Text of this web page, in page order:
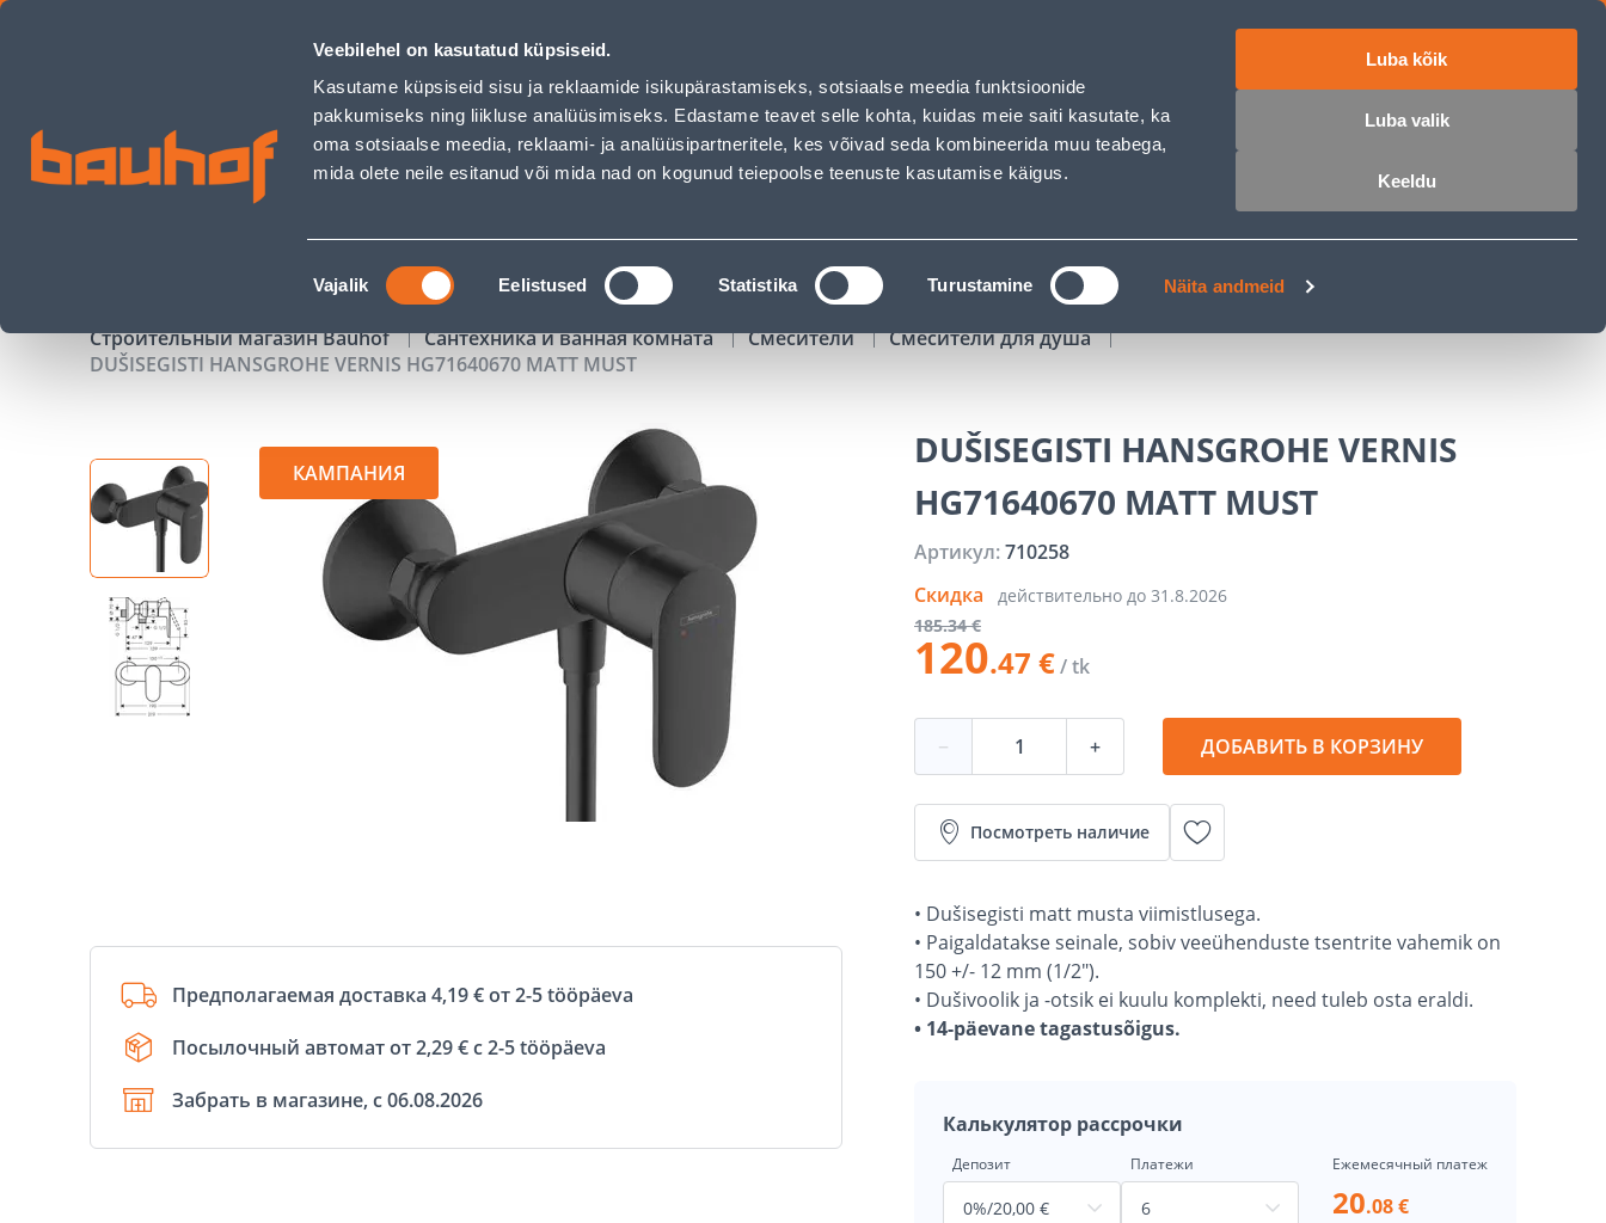
Veebilehel on kasutatud küpsiseid.
Kasutame küpsiseid sisu ja reklaamide isikupärastamiseks, sotsiaalse meedia funktsioonide
pakkumiseks ning liikluse analüüsimiseks. Edastame teavet selle kohta, kuidas meie saiti kasutate, ka
oma sotsiaalse meedia, reklaami- ja analüüsipartneritele, kes võivad seda kombineerida muu teabega,
mida olete neile esitanud või mida nad on kogunud teiepoolse teenuste kasutamise käigus.
Nõusoleku
valik
Vajalik Eelistused Statistika Turustamine Näita andmeid
Luba kõik
Luba valik
Keeldu
DUŠISEGISTI HANSGROHE VERNIS HG71640670 MATT MUST - Bauhof has loaded
Обслуживание бизнес-клиентов Обслуживание частных клиентов Услуги Предложения о работе
ПОИСК
АКЦИИ КАТАЛОГИ АРЕНДА ИНСТРУМЕНТОВ РАССРОЧКА
Строительный магазин Bauhof Сантехника и ванная комната Cмесители
Смесители для душа
DUŠISEGISTI HANSGROHE VERNIS HG71640670 MATT MUST
КАМПАНИЯ
Предполагаемая доставка 4,19 € от 2-5 tööpäeva
Посылочный автомат от 2,29 € с 2-5 tööpäeva
Забрать в магазине, с 06.08.2026
DUŠISEGISTI HANSGROHE VERNIS
HG71640670 MATT MUST
Артикул:710258
Скидка
действительно до 31.8.2026
185.34 €
120.47 €/ tk
− + ДОБАВИТЬ В КОРЗИНУ
Посмотреть наличие
• Dušisegisti matt musta viimistlusega.
• Paigaldatakse seinale, sobiv veeühenduste tsentrite vahemik on
150 +/- 12 mm (1/2").
• Dušivoolik ja -otsik ei kuulu komplekti, need tuleb osta eraldi.
• 14-päevane tagastusõigus.
Калькулятор рассрочки
Депозит Платежи Ежемесячный платеж
20.08 €